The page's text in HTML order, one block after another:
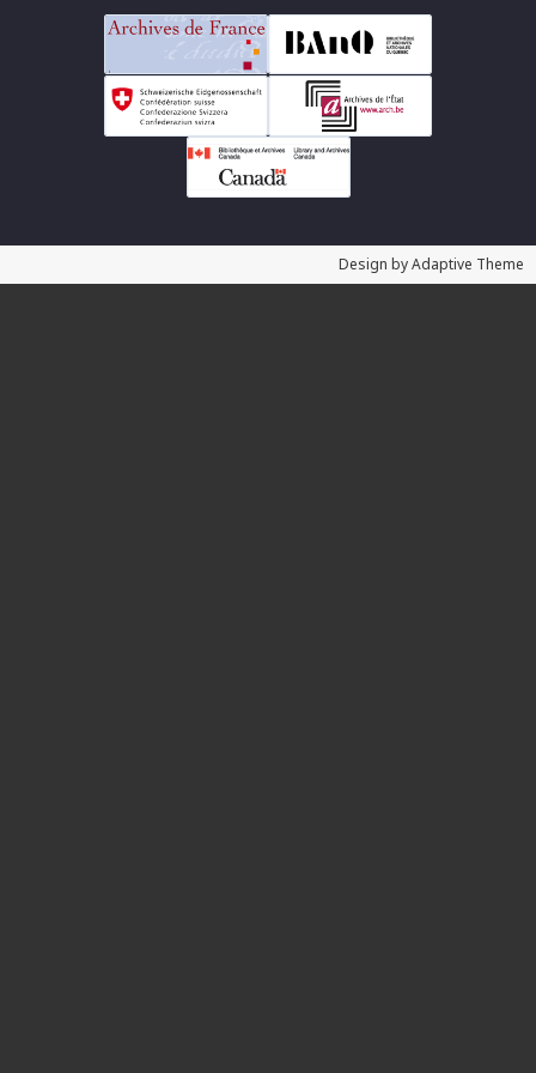
Design by Adaptive Theme